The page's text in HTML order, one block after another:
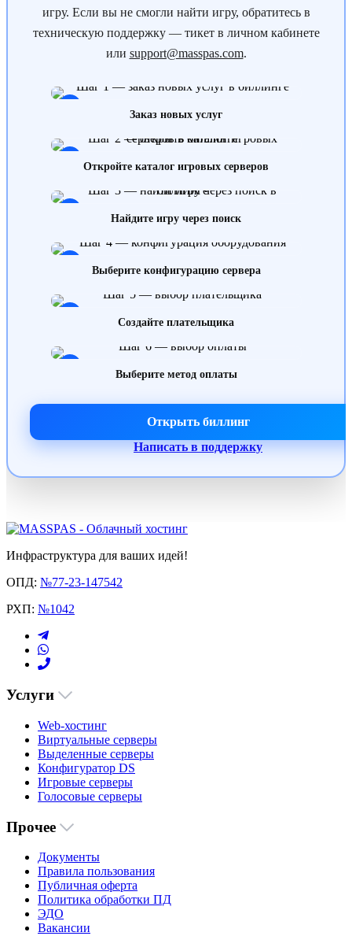
игру. Если вы не смогли найти игру, обратитесь в
техническую поддержку — тикет в личном кабинете
или support@masspas.com.
Заказ новых услуг
Откройте каталог игровых серверов
Найдите игру через поиск
Выберите конфигурацию сервера
Создайте плательщика
Выберите метод оплаты
Открыть биллинг
Написать в поддержку
Инфраструктура для ваших идей!
ОПД: №77-23-147542
РХП: №1042
Услуги
Web-хостинг
Виртуальные серверы
Выделенные серверы
Конфигуратор DS
Игровые серверы
Голосовые серверы
Прочее
Документы
Правила пользования
Публичная оферта
Политика обработки ПД
ЭДО
Вакансии